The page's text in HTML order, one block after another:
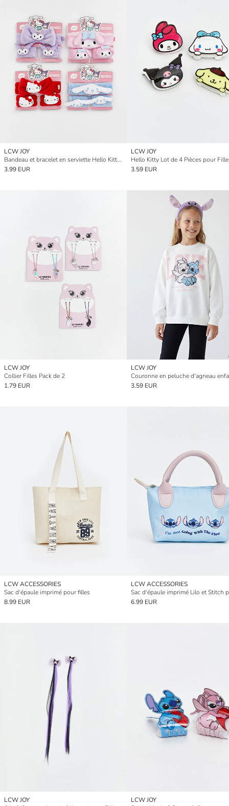
LCW JOY
Bandeau et bracelet en serviette Hello Kitty pour filles
3.99 EUR
LCW JOY
3.59 EUR
LCW JOY
Collier Filles Pack de 2
1.79 EUR
LCW JOY
3.59 EUR
LCW ACCESSORIES
Sac d'épaule imprimé pour filles
8.99 EUR
LCW ACCESSORIES
6.99 EUR
LCW JOY
LCW JOY